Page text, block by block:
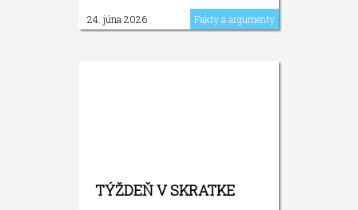
24. júna 2026 Fakty a argumenty
TÝŽDEŇ V SKRATKE